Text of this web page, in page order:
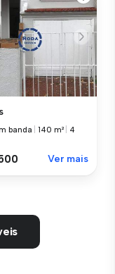
banda |140 m²
4
Ver mais